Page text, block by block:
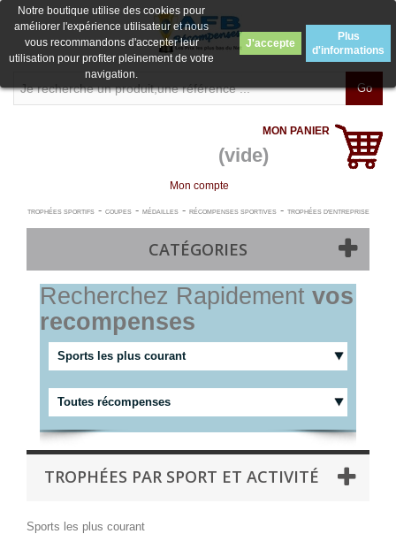
Go
MON PANIER
(vide)
Mon compte
TROPHÉES SPORTIFS- COUPES- MÉDAILLES- RÉCOMPENSES SPORTIVES- TROPHÉES D'ENTREPRISE
CATÉGORIES
Notre boutique utilise des cookies pour
améliorer l'expérience utilisateur et nous
vous recommandons d'accepter leur
utilisation pour profiter pleinement de votre
navigation.
J'accepte
Plus
d'informations
Recherchez Rapidement vos
recompenses
Sports les plus courant
Toutes récompenses
TROPHÉES PAR SPORT ET ACTIVITÉ
Sports les plus courant